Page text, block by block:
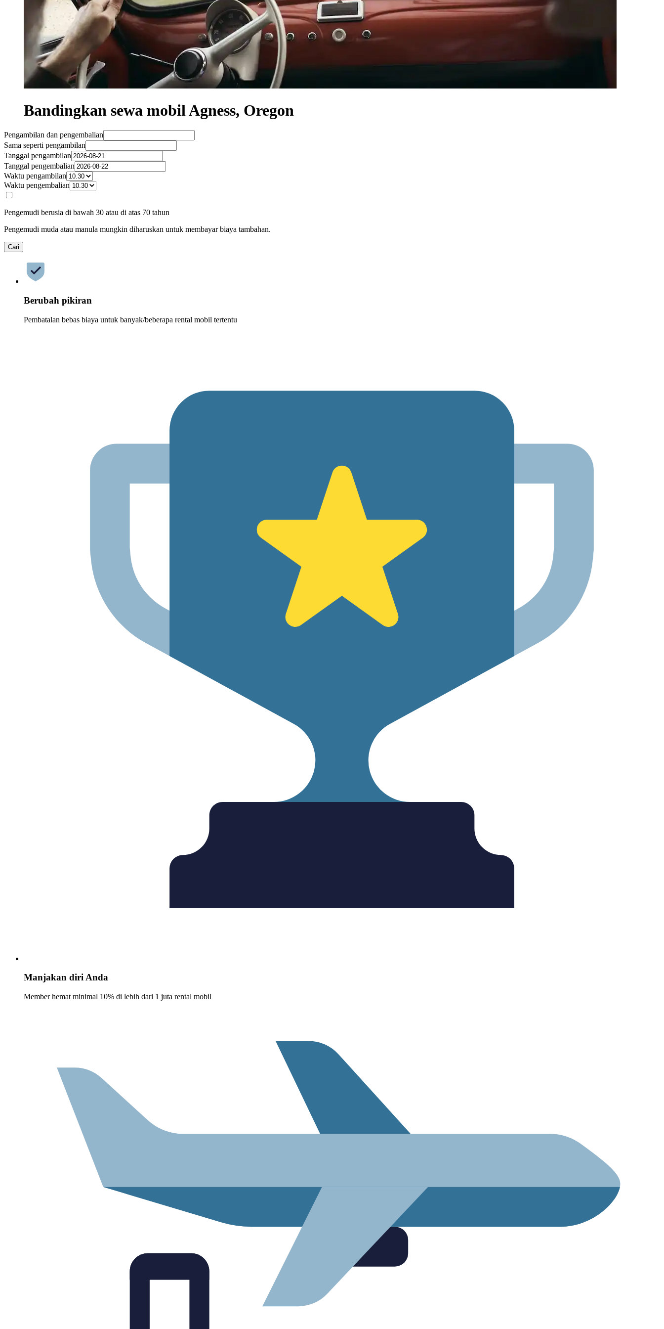
Bandingkan sewa mobil Agness, Oregon
Pengambilan dan pengembalian
Sama seperti pengambilan
Tanggal pengambilan
Tanggal pengembalian
Waktu pengambilan
Waktu pengembalian
Pengemudi berusia di bawah 30 atau di atas 70 tahun
Pengemudi muda atau manula mungkin diharuskan untuk membayar biaya tambahan.
Cari
Berubah pikiran
Pembatalan bebas biaya untuk banyak/beberapa rental mobil tertentu
Manjakan diri Anda
Member hemat minimal 10% di lebih dari 1 juta rental mobil